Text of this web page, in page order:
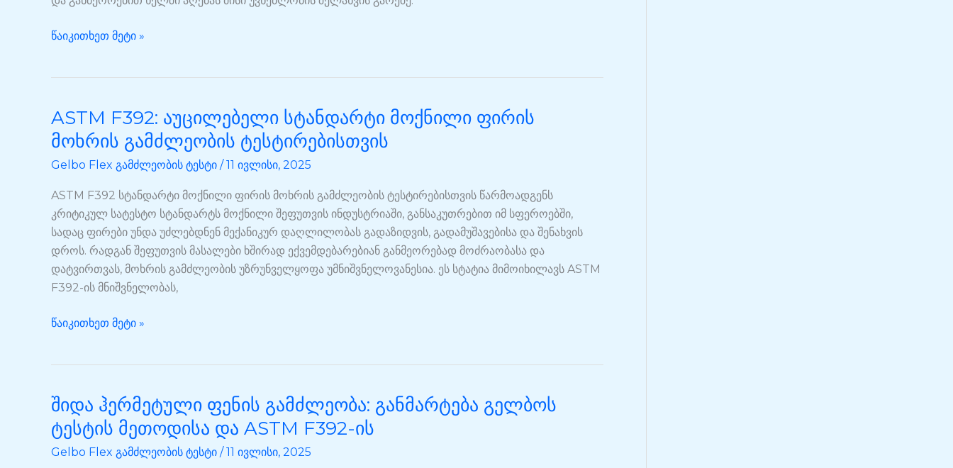
გამოყენებით
გამძლეობის
წაიკითხეთ მეტი »
ASTM F392: აუცილებელი სტანდარტი მოქნილი ფირის
მოხრის გამძლეობის ტესტირებისთვის
Gelbo Flex გამძლეობის ტესტი /11 ივლისი, 2025
ASTM F392 სტანდარტი მოქნილი ფირის მოხრის გამძლეობის ტესტირებისთვის წარმოადგენს
კრიტიკულ სატესტო სტანდარტს მოქნილი შეფუთვის ინდუსტრიაში, განსაკუთრებით იმ სფეროებში,
სადაც ფირები უნდა უძლებდნენ მექანიკურ დაღლილობას გადაზიდვის, გადამუშავებისა და შენახვის
დროს. რადგან შეფუთვის მასალები ხშირად ექვემდებარებიან განმეორებად მოძრაობასა და
დატვირთვას, მოხრის გამძლეობის უზრუნველყოფა უმნიშვნელოვანესია. ეს სტატია მიმოიხილავს ASTM
F392-ის მნიშვნელობას,
ASTM
F392:
აუცილებელი
სტანდარტი
მოქნილი
ფირის
მოხრის
გამძლეობის
ტესტირებისთვის
წაიკითხეთ მეტი »
შიდა ჰერმეტული ფენის გამძლეობა: განმარტება გელბოს
ტესტის მეთოდისა და ASTM F392-ის
Gelbo Flex გამძლეობის ტესტი /11 ივლისი, 2025
შიდა
ჰერმეტული
ფენის
გამძლეობა: